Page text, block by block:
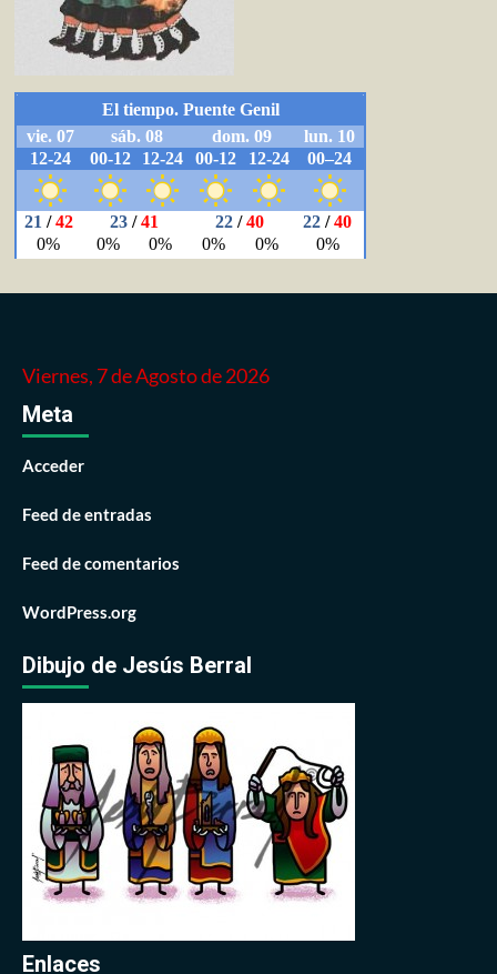
Viernes, 7 de Agosto de 2026
Meta
Acceder
Feed de entradas
Feed de comentarios
WordPress.org
Dibujo de Jesús Berral
Enlaces